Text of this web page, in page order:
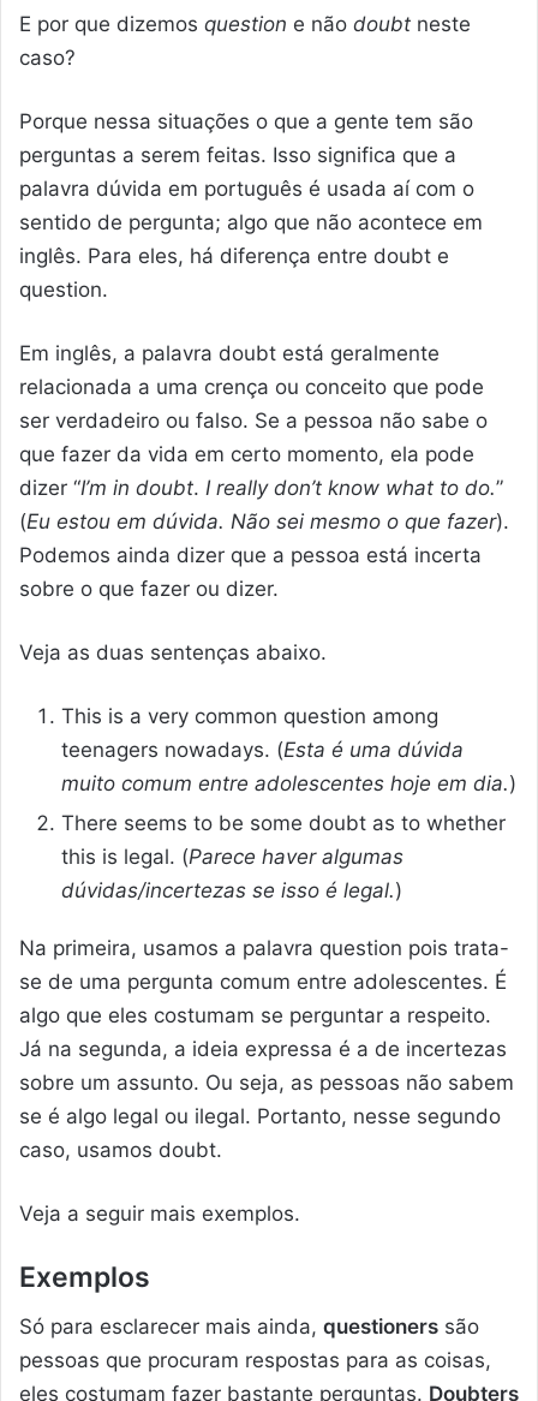
E por que dizemos question e não doubt neste
caso?
Porque nessa situações o que a gente tem são
perguntas a serem feitas. Isso significa que a
palavra dúvida em português é usada aí com o
sentido de pergunta; algo que não acontece em
inglês. Para eles, há diferença entre doubt e
question.
Em inglês, a palavra doubt está geralmente
relacionada a uma crença ou conceito que pode
ser verdadeiro ou falso. Se a pessoa não sabe o
que fazer da vida em certo momento, ela pode
dizer “I’m in doubt. I really don’t know what to do.”
(Eu estou em dúvida. Não sei mesmo o que fazer).
Podemos ainda dizer que a pessoa está incerta
sobre o que fazer ou dizer.
Veja as duas sentenças abaixo.
This is a very common question among
teenagers nowadays. (Esta é uma dúvida
muito comum entre adolescentes hoje em dia.)
There seems to be some doubt as to whether
this is legal. (Parece haver algumas
dúvidas/incertezas se isso é legal.)
Na primeira, usamos a palavra question pois trata-
se de uma pergunta comum entre adolescentes. É
algo que eles costumam se perguntar a respeito.
Já na segunda, a ideia expressa é a de incertezas
sobre um assunto. Ou seja, as pessoas não sabem
se é algo legal ou ilegal. Portanto, nesse segundo
caso, usamos doubt.
Veja a seguir mais exemplos.
Exemplos
Só para esclarecer mais ainda, questioners são
pessoas que procuram respostas para as coisas,
eles costumam fazer bastante perguntas. Doubters